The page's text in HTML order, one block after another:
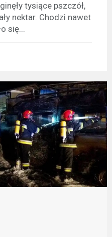
tysiące pszczół,
nektar. Chodzi nawet
się...